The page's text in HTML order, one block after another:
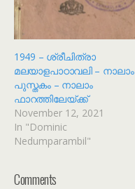
1949 – ശ്രീചിത്രാ
മലയാളപാഠാവലി – നാലാം
പുസ്തകം – നാലാം
ഫാറത്തിലേയ്ക്ക്
November 12, 2021
In "Dominic
Nedumparambil"
Comments